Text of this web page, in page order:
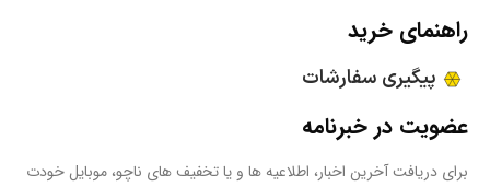
راهنمای خرید
پیگیری سفارشات
عضویت در خبرنامه
برای دریافت آخرین اخبار، اطلاعیه ها و یا تخفیف های ناچو، موبایل خودت